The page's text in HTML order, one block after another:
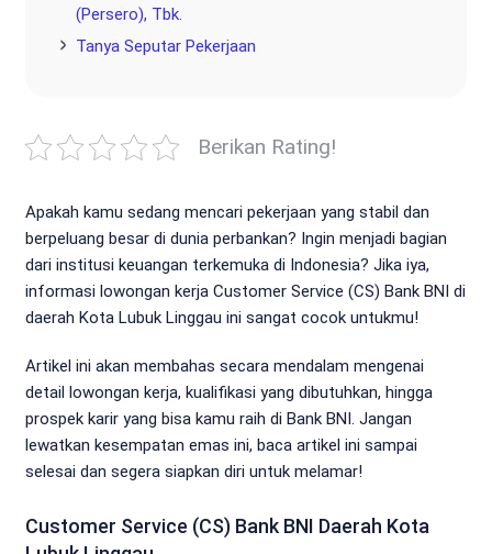
(Persero), Tbk.
Tanya Seputar Pekerjaan
Berikan Rating!
Apakah kamu sedang mencari pekerjaan yang stabil dan
berpeluang besar di dunia perbankan? Ingin menjadi bagian
dari institusi keuangan terkemuka di Indonesia? Jika iya,
informasi lowongan kerja Customer Service (CS) Bank BNI di
daerah Kota Lubuk Linggau ini sangat cocok untukmu!
Artikel ini akan membahas secara mendalam mengenai
detail lowongan kerja, kualifikasi yang dibutuhkan, hingga
prospek karir yang bisa kamu raih di Bank BNI. Jangan
lewatkan kesempatan emas ini, baca artikel ini sampai
selesai dan segera siapkan diri untuk melamar!
Customer Service (CS) Bank BNI Daerah Kota